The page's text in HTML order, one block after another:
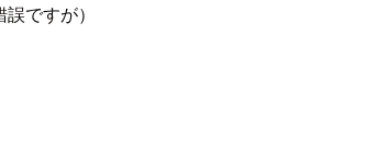
ですが）